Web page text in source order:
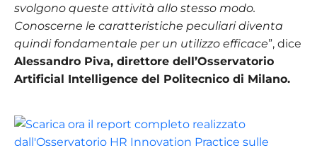
svolgono queste attività allo stesso modo.
Conoscerne le caratteristiche peculiari diventa
quindi fondamentale per un utilizzo efficace”, dice
Alessandro Piva, direttore dell’Osservatorio
Artificial Intelligence del Politecnico di Milano.